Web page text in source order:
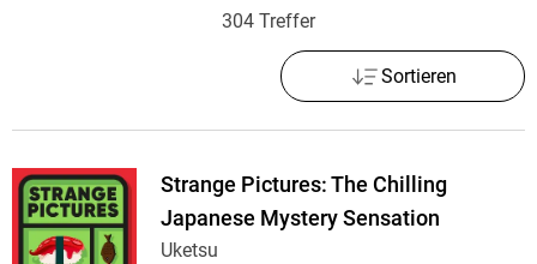
304 Treffer
Sortieren
Strange Pictures: The Chilling
Japanese Mystery Sensation
Uketsu